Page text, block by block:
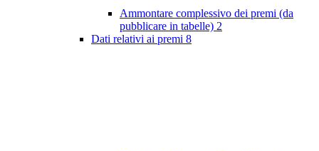
Ammontare complessivo dei premi (da
pubblicare in tabelle) 2
Dati relativi ai premi 8